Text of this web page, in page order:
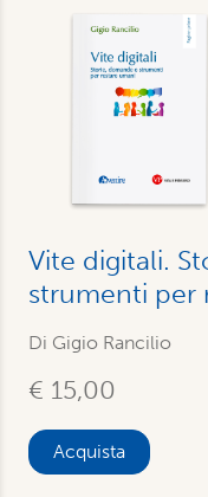
Vite digitali.
strumenti per
Di Gigio Rancilio
€ 15,00
Acquista